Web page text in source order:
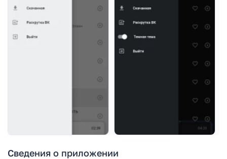
Сведения о приложении